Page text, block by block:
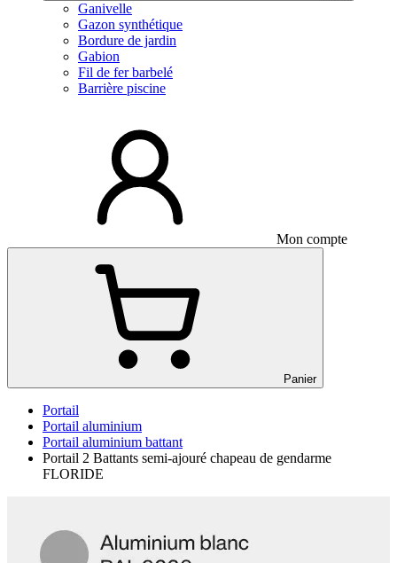
Ganivelle
Gazon synthétique
Bordure de jardin
Gabion
Fil de fer barbelé
Barrière piscine
Mon compte
Panier
Portail
Portail aluminium
Portail aluminium battant
Portail 2 Battants semi-ajouré chapeau de gendarme
FLORIDE